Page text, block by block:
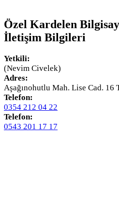
Özel Kardelen
İletişim Bilgileri
Yetkili:
(Nevim Civelek)
Adres:
Aşağınohutlu Mah. Lise Cad. 16
Telefon:
0354 212 04 22
Telefon:
0543 201 17 17